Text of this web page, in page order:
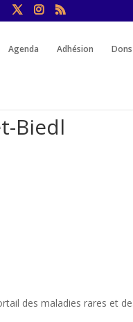
Agenda Adhésion Dons
Biedl
des maladies rares et